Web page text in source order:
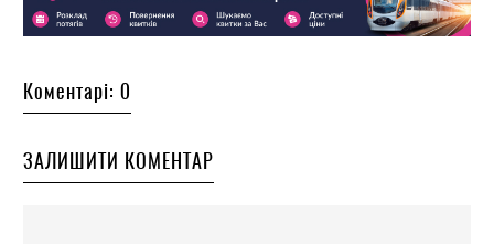
Коментарі: 0
ЗАЛИШИТИ КОМЕНТАР